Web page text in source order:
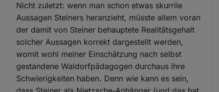
Nicht zuletzt: wenn man schon etwas skurrile
Aussagen Steiners heranzieht, müsste allem voran
der damit von Steiner behauptete Realitätsgehalt
solcher Aussagen korrekt dargestellt werden,
womit wohl meiner Einschätzung nach selbst
gestandene Waldorfpädagogen durchaus ihre
Schwierigkeiten haben. Denn wie kann es sein,